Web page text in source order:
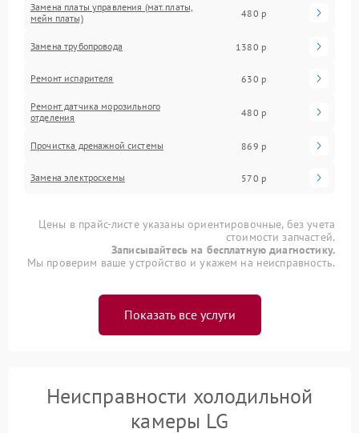
Замена платы управления (мат.платы,
мейн платы)
480 р
Замена трубопровода 1380 р
Ремонт испарителя 630 р
Ремонт датчика морозильного
отделения
480 р
Прочистка дренажной системы 869 р
Замена электросхемы 570 р
Цены в прайс-листе указаны ориентировочные, без учета
стоимости запчастей.
Записывайтесь на бесплатную диагностику.
Мы проверим ваше устройство и укажем на неисправность.
Показать все услуги
Неисправности холодильной
камеры LG